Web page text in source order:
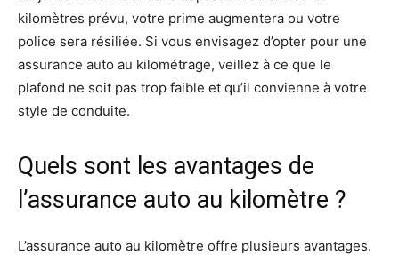
kilomètres prévu, votre prime augmentera ou votre
police sera résiliée. Si vous envisagez d’opter pour une
assurance auto au kilométrage, veillez à ce que le
plafond ne soit pas trop faible et qu’il convienne à votre
style de conduite.
Quels sont les avantages de
l’assurance auto au kilomètre ?
L’assurance auto au kilomètre offre plusieurs avantages.